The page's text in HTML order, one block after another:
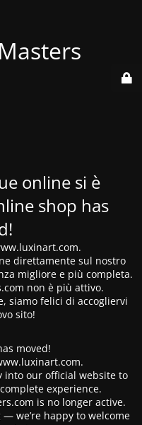
online si è
shop has
direttamente sul nostro
migliore e più completa.
non è più attivo.
siamo felici di accogliervi
sito!
moved!
into our official website to
experience.
is no longer active.
we’re happy to welcome